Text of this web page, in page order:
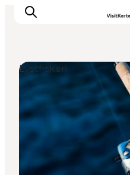
Oplevelser
Aktiviteter
Spis godt
Sov godt
Planlæg din ferie
Lystfiskeri